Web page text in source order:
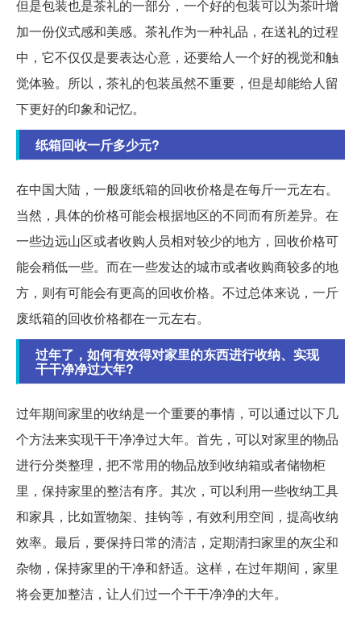
但是包装也是茶礼的一部分，一个好的包装可以为茶叶增
加一份仪式感和美感。茶礼作为一种礼品，在送礼的过程
中，它不仅仅是要表达心意，还要给人一个好的视觉和触
觉体验。所以，茶礼的包装虽然不重要，但是却能给人留
下更好的印象和记忆。
纸箱回收一斤多少元?
在中国大陆，一般废纸箱的回收价格是在每斤一元左右。
当然，具体的价格可能会根据地区的不同而有所差异。在
一些边远山区或者收购人员相对较少的地方，回收价格可
能会稍低一些。而在一些发达的城市或者收购商较多的地
方，则有可能会有更高的回收价格。不过总体来说，一斤
废纸箱的回收价格都在一元左右。
过年了，如何有效得对家里的东西进行收纳、实现
干干净净过大年?
过年期间家里的收纳是一个重要的事情，可以通过以下几
个方法来实现干干净净过大年。首先，可以对家里的物品
进行分类整理，把不常用的物品放到收纳箱或者储物柜
里，保持家里的整洁有序。其次，可以利用一些收纳工具
和家具，比如置物架、挂钩等，有效利用空间，提高收纳
效率。最后，要保持日常的清洁，定期清扫家里的灰尘和
杂物，保持家里的干净和舒适。这样，在过年期间，家里
将会更加整洁，让人们过一个干干净净的大年。